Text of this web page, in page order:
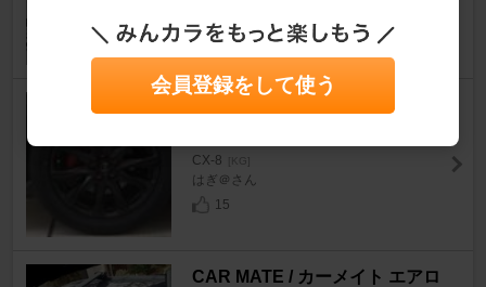
27
CX-8 [KG]
はぎ＠さん
15
CAR MATE / カーメイト エアロ
会員登録をして使う